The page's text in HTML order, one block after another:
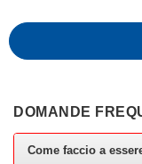
DOMANDE
Come faccio a